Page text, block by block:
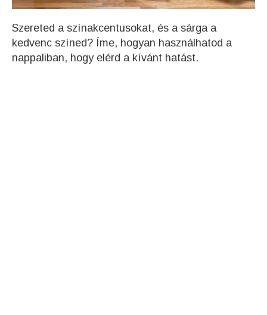
Szereted a színakcentusokat, és a sárga a
kedvenc színed? Íme, hogyan használhatod a
nappaliban, hogy elérd a kívánt hatást.